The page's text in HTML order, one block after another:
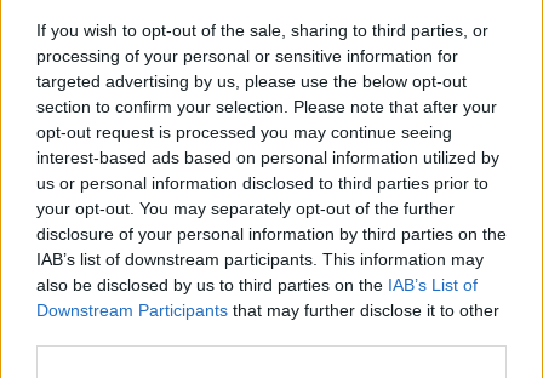
If you wish to opt-out of the sale, sharing to third parties, or
processing of your personal or sensitive information for
targeted advertising by us, please use the below opt-out
section to confirm your selection. Please note that after your
opt-out request is processed you may continue seeing
interest-based ads based on personal information utilized by
us or personal information disclosed to third parties prior to
your opt-out. You may separately opt-out of the further
disclosure of your personal information by third parties on the
IAB’s list of downstream participants. This information may
also be disclosed by us to third parties on the IAB’s List of
Downstream Participants that may further disclose it to other
Vitor Mendes
Related Posts
Novo Bugatti Destrier mostra que o W16